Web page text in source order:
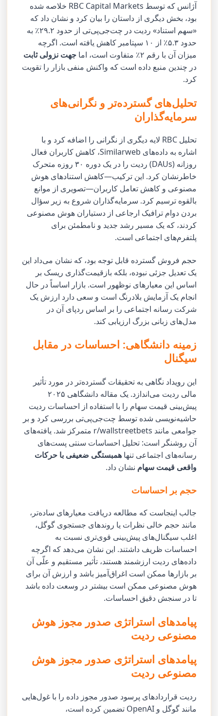
آژانس که توسط RBC Capital Markets خلاصه شده
بود، بخش دیگری از داستان را بیان کرد و نشان داد که
«سهم استناد» ردیت در چت‌جی‌پی‌تی از حدود ۲۹.۲٪ به
حدود ۵.۳٪ از ۱۰ سپتامبر کاهش یافته است. اگرچه
میزان آن با رقم ۲٪ متفاوت است، اما
جهت نزولی ثابت
در چندین منبع داده است که واکنش منفی بازار را تقویت
کرد.
تحلیل‌های گسترده‌تر و نگرانی‌های
سرمایه‌گذاران
تحلیل RBC لایه دیگری از نگرانی را اضافه کرد و با
اشاره به داده‌های Similarweb، کاهش کاربران فعال
روزانه (DAUs) ردیت را در یک دوره ۳۰ روزه متحرک
خاطرنشان کرد. این ترکیب—کاهش استنادهای هوش
مصنوعی و کاهش تعامل کاربران—تصویری از موانع
بالقوه ترسیم کرد. سرمایه‌گذاران شروع به زیر سؤال
بردن دوام ترافیک ارجاعی از دستیاران هوش مصنوعی
کردند، که یک مسیر رشد جدید و نامطمئن برای
پلتفرم‌های اجتماعی است.
حجم فروش گسترده قابل توجه بود، که نشان می‌داد این
یک تعدیل جزئی نبوده، بلکه بازقیمت‌گذاری ریسک بر
اساس این معیارهای نوظهور است. بازار اساساً در حال
انجام یک آزمایش بلادرنگ است و سعی دارد ارزش یک
شرکت رسانه اجتماعی را بر اساس ردپای آن در
مدل‌های زبانی بزرگ ارزیابی کند.
زمینه دانشگاهی: احساسات در مقابل
سیگنال
این رویداد نگاهی به تحقیقات گسترده‌تر در مورد تأثیر
مالی ردیت می‌اندازد. یک مقاله دانشگاهی ۲۰۲۵
پیش‌بینی قیمت سهام را با استفاده از احساسات ردیت
حاشیه‌نویسی شده توسط چت‌جی‌پی‌تی بررسی کرد و بر
جوامعی مانند r/wallstreetbets متمرکز شد. یافته‌های
آن روشنگر است: تحلیل احساسات سنتی پست‌های
رسانه‌های اجتماعی تنهاهمبستگی ضعیفی با حرکات
واقعی قیمت سهام نشان داد.
حجم بر احساسات
جالب اینجاست که مطالعه دریافت معیارهای ساده‌تر،
مانند حجم خالی نظرات یا روندهای جستجوی گوگل،
اغلب سیگنال‌های پیش‌بینی قوی‌تری نسبت به
احساسات ظریف داشتند. این نشان می‌دهد که اگرچه
داده‌های ردیت ارزشمند هستند، تأثیر مستقیم و علّی آن
بر بازارها ممکن است اغراق‌آمیز باشد و ارزش آن برای
هوش مصنوعی ممکن است بیشتر در وسعت داده باشد
تا در سنجش دقیق احساسات.
پیامدهای استراتژی صدور مجوز هوش
مصنوعی ردیت
پیامدهای استراتژی صدور مجوز هوش
مصنوعی ردیت
ردیت قراردادهای پرسود صدور مجوز داده را با غول‌هایی
مانند گوگل و OpenAI تضمین کرده است،